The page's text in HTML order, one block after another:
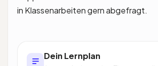
in Klassenarbeiten gern abgefragt.
Dein Lernplan